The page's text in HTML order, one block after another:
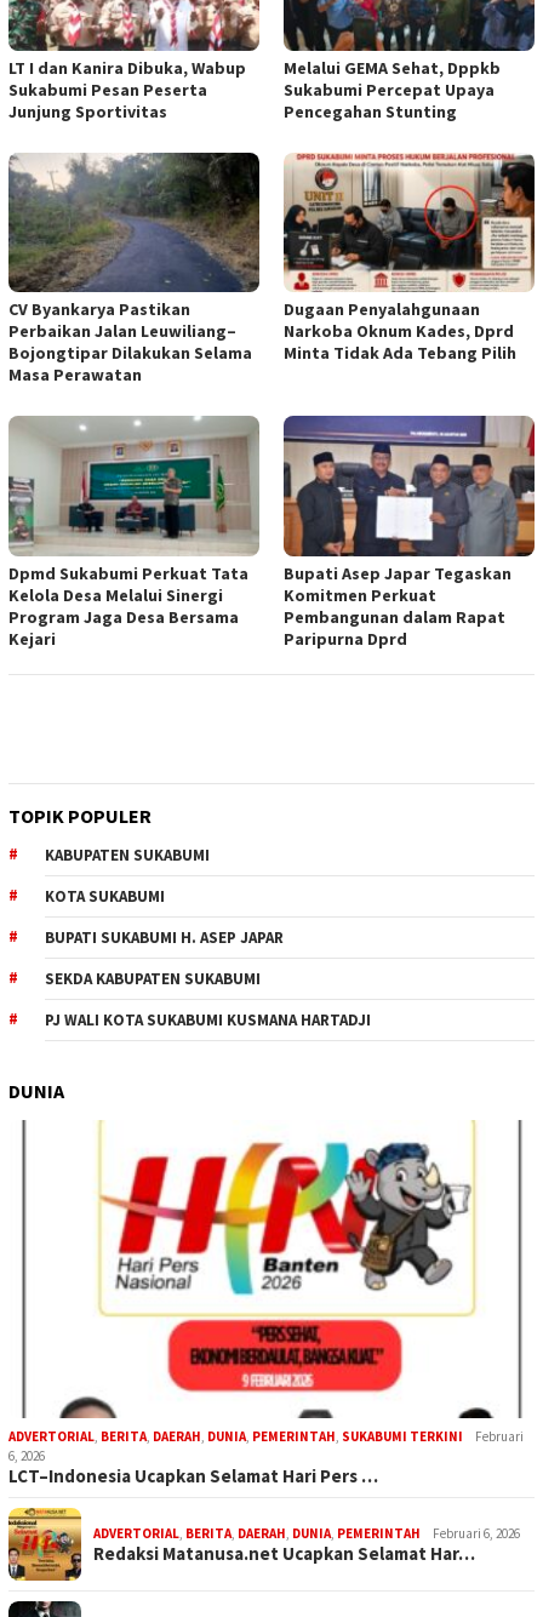
LT I dan Kanira Dibuka, Wabup
Sukabumi Pesan Peserta
Junjung Sportivitas
Melalui GEMA Sehat, Dppkb
Sukabumi Percepat Upaya
Pencegahan Stunting
CV Byankarya Pastikan
Perbaikan Jalan Leuwiliang–
Bojongtipar Dilakukan Selama
Masa Perawatan
Dugaan Penyalahgunaan
Narkoba Oknum Kades, Dprd
Minta Tidak Ada Tebang Pilih
Dpmd Sukabumi Perkuat Tata
Kelola Desa Melalui Sinergi
Program Jaga Desa Bersama
Kejari
Bupati Asep Japar Tegaskan
Komitmen Perkuat
Pembangunan dalam Rapat
Paripurna Dprd
TOPIK POPULER
KABUPATEN SUKABUMI
KOTA SUKABUMI
BUPATI SUKABUMI H. ASEP JAPAR
SEKDA KABUPATEN SUKABUMI
PJ WALI KOTA SUKABUMI KUSMANA HARTADJI
DUNIA
ADVERTORIAL, BERITA, DAERAH, DUNIA, PEMERINTAH, SUKABUMI TERKINI
Februari
6, 2026
LCT–Indonesia Ucapkan Selamat Hari Pers …
ADVERTORIAL, BERITA, DAERAH, DUNIA, PEMERINTAH Februari 6, 2026
Redaksi Matanusa.net Ucapkan Selamat Har…